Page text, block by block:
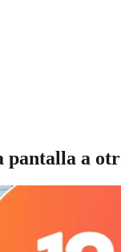
pantalla a